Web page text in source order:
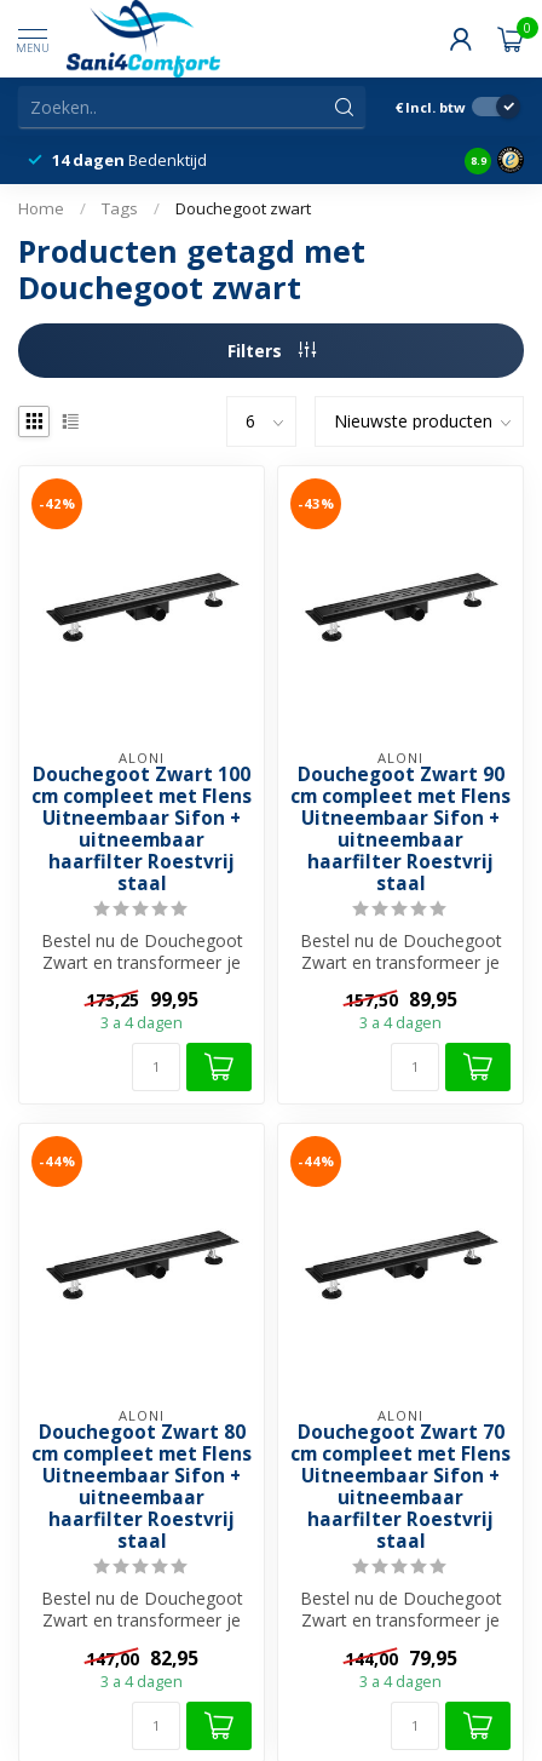
MENU
0
€ Incl. btw
14 dagen Bedenktijd Snelle
8.9
Home / Tags / Douchegoot zwart
Producten getagd met
Douchegoot zwart
Filters
-42%
ALONI
Douchegoot Zwart 100
cm compleet met Flens
Uitneembaar Sifon +
uitneembaar
haarfilter Roestvrij
staal
Bestel nu de Douchegoot
Zwart en transformeer je
doucheruimte tot een
stijlvolle...
173,25 99,95
3 a 4 dagen
-43%
ALONI
Douchegoot Zwart 90
cm compleet met Flens
Uitneembaar Sifon +
uitneembaar
haarfilter Roestvrij
staal
Bestel nu de Douchegoot
Zwart en transformeer je
doucheruimte tot een
stijlvolle...
157,50 89,95
3 a 4 dagen
-44%
ALONI
Douchegoot Zwart 80
cm compleet met Flens
Uitneembaar Sifon +
uitneembaar
haarfilter Roestvrij
staal
Bestel nu de Douchegoot
Zwart en transformeer je
doucheruimte tot een
stijlvolle...
147,00 82,95
3 a 4 dagen
-44%
ALONI
Douchegoot Zwart 70
cm compleet met Flens
Uitneembaar Sifon +
uitneembaar
haarfilter Roestvrij
staal
Bestel nu de Douchegoot
Zwart en transformeer je
doucheruimte tot een
stijlvolle...
144,00 79,95
3 a 4 dagen